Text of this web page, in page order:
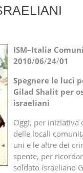
ISM–Italia
2010/06/24/01
Spegnere le luci
Gilad Shalit per
israeliani
Oggi, per iniziativa
delle locali
uni e le altre dei
spente, per
soldato israeliano